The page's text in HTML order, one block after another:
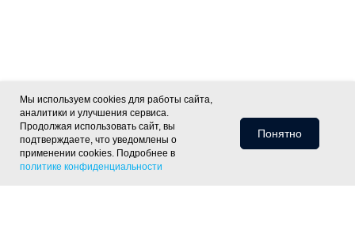
Мы используем cookies для работы сайта,
аналитики и улучшения сервиса.
Продолжая использовать сайт, вы
подтверждаете, что уведомлены о
применении cookies. Подробнее в
политике конфиденциальности
Понятно